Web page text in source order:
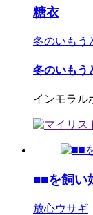
糖衣
冬のいもう
冬のいもう
インモラル
■■を飼い
放心ウサギ